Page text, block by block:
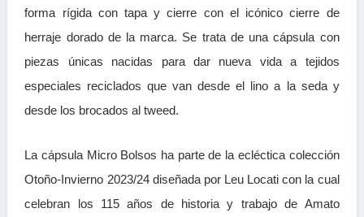
forma rígida con tapa y cierre con el icónico cierre de
herraje dorado de la marca. Se trata de una cápsula con
piezas únicas nacidas para dar nueva vida a tejidos
especiales reciclados que van desde el lino a la seda y
desde los brocados al tweed.
La cápsula Micro Bolsos ha parte de la ecléctica colección
Otoño-Invierno 2023/24 diseñada por Leu Locati con la cual
celebran los 115 años de historia y trabajo de Amato